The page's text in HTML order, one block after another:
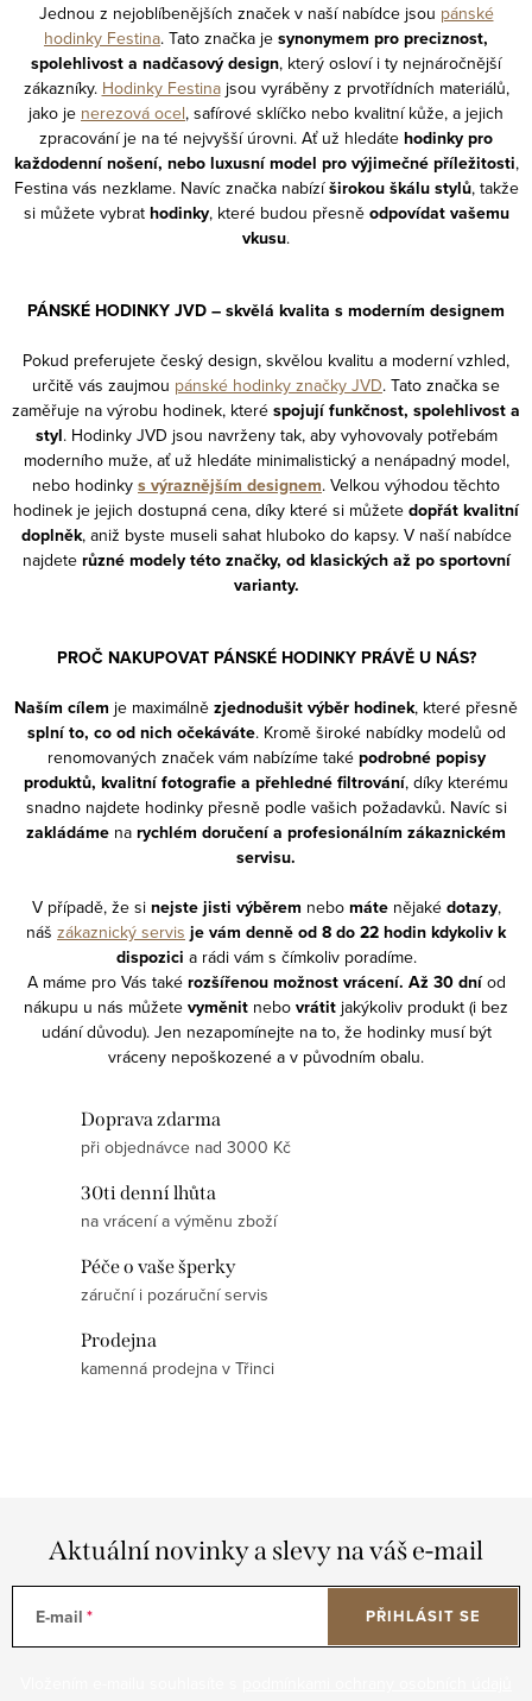
Jednou z nejoblíbenějších značek v naší nabídce jsou pánské
hodinky Festina. Tato značka je synonymem pro preciznost,
spolehlivost a nadčasový design, který osloví i ty nejnáročnější
zákazníky. Hodinky Festinajsou vyráběny z prvotřídních materiálů,
jako je nerezová ocel, safírové sklíčko nebo kvalitní kůže, a jejich
zpracování je na té nejvyšší úrovni. Ať už hledáte hodinky pro
každodenní nošení, nebo luxusní model pro výjimečné příležitosti,
Festina vás nezklame. Navíc značka nabízíširokou škálu stylů, takže
si můžete vybrat hodinky, které budou přesně odpovídat vašemu
vkusu.
PÁNSKÉ HODINKY JVD – skvělá kvalita s moderním designem
Pokud preferujete český design, skvělou kvalitu a moderní vzhled,
určitě vás zaujmou pánské hodinky značky JVD. Tato značka se
zaměřuje na výrobu hodinek, které spojují funkčnost, spolehlivost a
styl. Hodinky JVD jsou navrženy tak, aby vyhovovaly potřebám
moderního muže, ať už hledáte minimalistický a nenápadný model,
nebo hodinky s výraznějším designem. Velkou výhodou těchto
hodinek je jejich dostupná cena, díky které si můžete dopřát kvalitní
doplněk, aniž byste museli sahat hluboko do kapsy. V naší nabídce
najdete různé modely této značky, od klasických až po sportovní
varianty.
PROČ NAKUPOVAT PÁNSKÉ HODINKY PRÁVĚ U NÁS?
Naším cílem je maximálně zjednodušit výběr hodinek, které přesně
splní to, co od nich očekáváte. Kromě široké nabídky modelů od
renomovaných značek vám nabízíme také podrobné popisy
produktů, kvalitní fotografie a přehledné filtrování, díky kterému
snadno najdete hodinky přesně podle vašich požadavků. Navíc si
zakládáme na rychlém doručení a profesionálním zákaznickém
servisu.
V případě, že si nejste jisti výběrem nebo mátenějaké dotazy,
náš zákaznický servis je vám denně od 8 do 22 hodin kdykoliv k
dispozici a rádi vám s čímkoliv poradíme.
A máme pro Vás takérozšířenou možnost vrácení. Až 30 dníod
nákupu u nás můžete vyměnit nebo vrátit jakýkoliv produkt (i bez
udání důvodu). Jen nezapomínejte na to, že hodinky musí být
vráceny nepoškozené a v původním obalu.
Doprava zdarma
při objednávce nad 3000 Kč
30ti denní lhůta
na vrácení a výměnu zboží
Péče o vaše šperky
záruční i pozáruční servis
Prodejna
kamenná prodejna v Třinci
Aktuální novinky a slevy na váš e-mail
E-mail PŘIHLÁSIT SE